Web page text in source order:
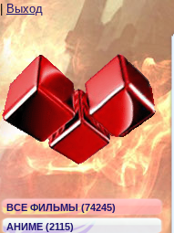
Выход
ВСЕ ФИЛЬМЫ (74245)
АНИМЕ (2115)